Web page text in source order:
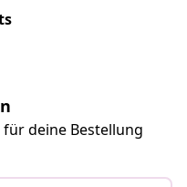
deine Bestellung